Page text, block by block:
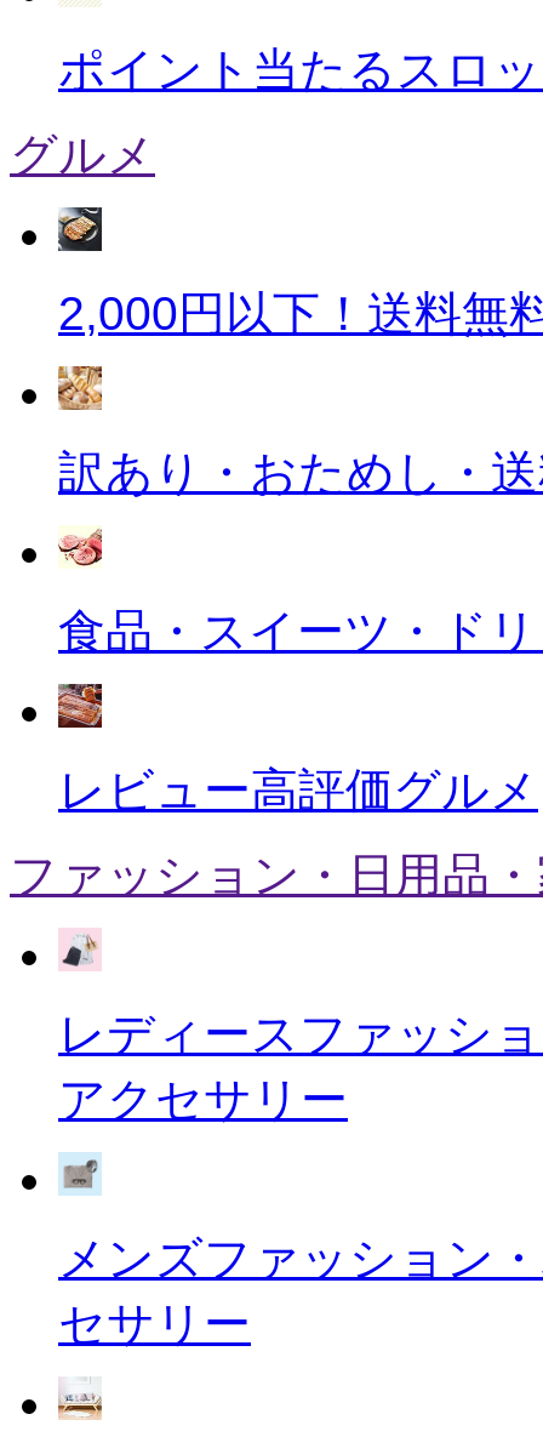
ポイント当たるスロ
グルメ
2,000円以下！送料無
訳あり・おためし・
食品・スイーツ・ド
レビュー高評価グルメ
ファッション・日用品
レディースファッシ
アクセサリー
メンズファッション
セサリー